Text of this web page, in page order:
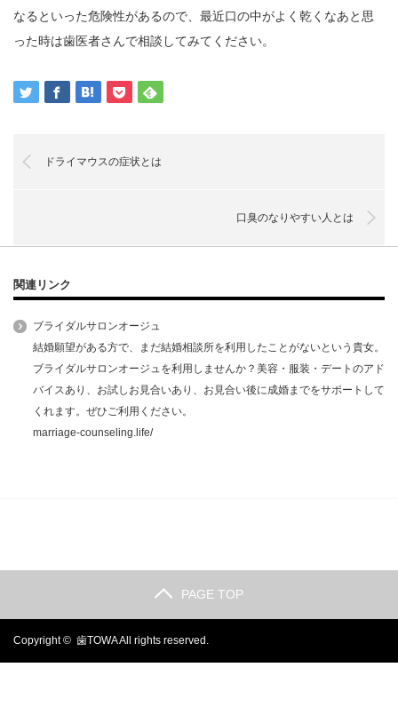
なるといった危険性があるので、最近口の中がよく乾くなあと思
った時は歯医者さんで相談してみてください。
ドライマウスの症状とは
口臭のなりやすい人とは
関連リンク
ブライダルサロンオージュ
結婚願望がある方で、まだ結婚相談所を利用したことがないという貴女。
ブライダルサロンオージュを利用しませんか？美容・服装・デートのアド
バイスあり、お試しお見合いあり、お見合い後に成婚までをサポートして
くれます。ぜひご利用ください。
marriage-counseling.life/
PAGE TOP
Copyright © 歯TOWAAll rights reserved.